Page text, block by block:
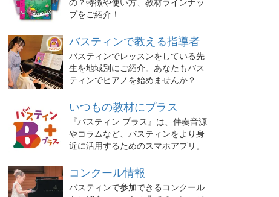
プをご紹介！
バスティンで教える指導者
バスティンでレッスンをしている先
生を地域別にご紹介。あなたもバス
ティンでピアノを始めませんか？
いつもの教材にプラス
『バスティン プラス』は、伴奏音源
やコラムなど、バスティンをより身
近に活用するためのスマホアプリ。
コンクール情報
バスティンで参加できるコンクール